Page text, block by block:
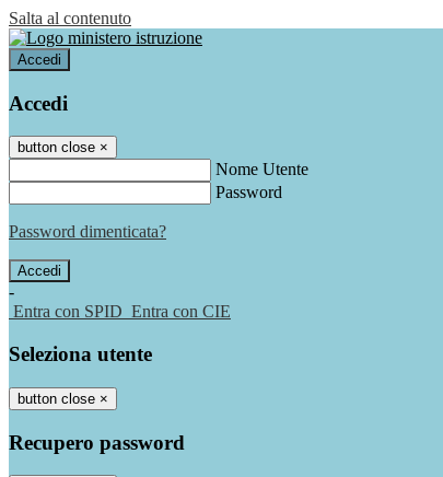
Salta al contenuto
Accedi
Accedi
button close ×
Nome Utente
Password
Password dimenticata?
-
Entra con SPID Entra con CIE
Seleziona utente
button close ×
Recupero password